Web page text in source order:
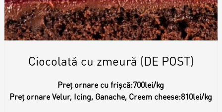
Ciocolată cu zmeură (DE POST)
Preț ornare cu frișcă:700lei/kg
Preț ornare Velur, Icing, Ganache, Creem cheese:810lei/kg